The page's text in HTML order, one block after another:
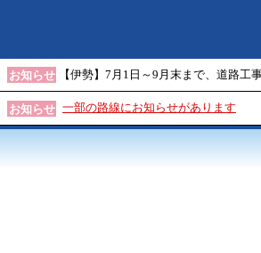
お知らせ 【伊勢】7月1日～9月末まで、道路工
お知らせ 一部の路線にお知らせがあります